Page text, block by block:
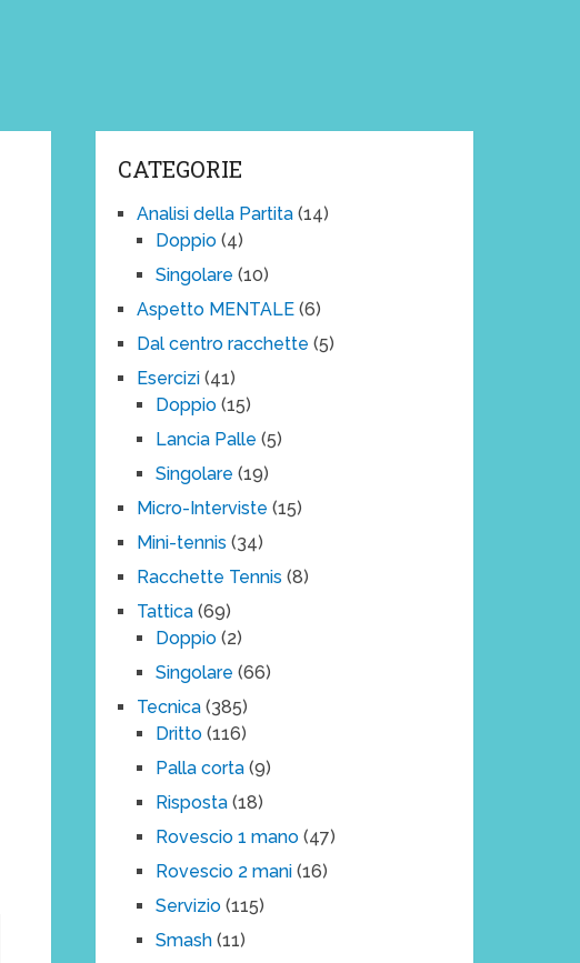
CATEGORIE
Analisi della Partita (14)
Doppio (4)
Singolare (10)
Aspetto MENTALE (6)
Dal centro racchette (5)
Esercizi (41)
Doppio (15)
Lancia Palle (5)
Singolare (19)
Micro-Interviste (15)
Mini-tennis (34)
Racchette Tennis (8)
Tattica (69)
Doppio (2)
Singolare (66)
Tecnica (385)
Dritto (116)
Palla corta (9)
Risposta (18)
Rovescio 1 mano (47)
Rovescio 2 mani (16)
Servizio (115)
Smash (11)